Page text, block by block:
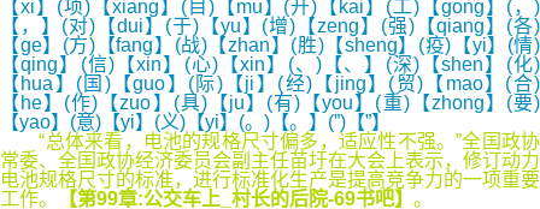
【xi】(项)【xiang】(目)【mu】(开)【kai】(工)【gong】(，)
【，】(对)【dui】(于)【yu】(增)【zeng】(强)【qiang】(各)
【ge】(方)【fang】(战)【zhan】(胜)【sheng】(疫)【yi】(情)
【qing】(信)【xin】(心)【xin】(、)【、】(深)【shen】(化)
【hua】(国)【guo】(际)【ji】(经)【jing】(贸)【mao】(合)
【he】(作)【zuo】(具)【ju】(有)【you】(重)【zhong】(要)
【yao】(意)【yi】(义)【yi】(。)【。】(”)【”】
“总体来看，电池的规格尺寸偏多，适应性不强。”全国政协
常委、全国政协经济委员会副主任苗圩在大会上表示，修订动力
电池规格尺寸的标准，进行标准化生产是提高竞争力的一项重要
工作。
【第99章:公交车上_村长的后院-69书吧】 。